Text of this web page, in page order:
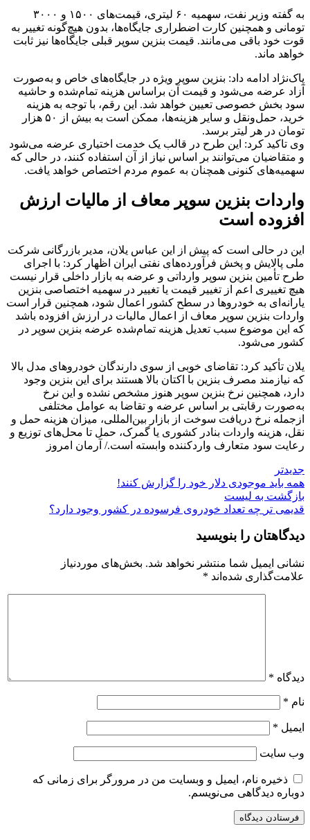
به گفته وزیر نفت، سهمیه ۶۰ لیتری، قیمت‌های ۱۵۰۰ و ۳۰۰۰
تومانی و همچنین کارت اضطراری جایگاه‌ها، بدون هیچ‌گونه تغییر به
قوت خود باقی می‌مانند. قیمت بنزین سوپر قبلی جایگاه‌ها نیز ثابت
خواهد ماند.
پاک‌نژاد ادامه داد: بنزین سوپر ویژه در جایگاه‌های خاص و به‌صورت
آزاد عرضه می‌شود و قیمت آن براساس هزینه تمام‌شده و حاشیه
سود بخش خصوصی تعیین خواهد شد. این رقم، با توجه به هزینه
خرید، حمل‌ونقل و سایر هزینه‌ها، ممکن است به بیش از ۵۰ هزار
تومان در هر لیتر برسد.
وی تاکید کرد: این طرح در قالب یک خدمت اختیاری عرضه می‌شود
و متقاضیان می‌توانند بر اساس نیاز از آن استفاده کنند، در حالی که
سهمیه‌های کنونی همچنان به عموم مردم اختصاص خواهد یافت.
واردات بنزین سوپر معاف از مالیات ارزش
افزوده است
این در حالی است که پیش از این عباس یلان، مدیر بازرگانی شرکت
ملی پالایش و پخش فرآورده‌های نفتی ایران اظهار کرد: با اجرای
طرح تأمین بنزین سوپر وارداتی و عرضه به بازار داخلی قرار نیست
هیچ تغییری اعم از تغییر قیمت یا تغییر در سهمیه اختصاصی بنزین
یارانه‌ای به خودرو‌ها در سطح کشور اعمال شود، همچنین قرار است
واردات بنزین سوپر معاف از اعمال مالیات در ارزش افزوده باشد
که این موضوع سبب تعدیل هزینه تمام‌شده عرضه بنزین سوپر در
کشور می‌شود.
یلان تأکید کرد: تقاضای خوبی از سوی دارندگان خودرو‌های مدل بالا
که نیازمند مصرف بنزین با اکتان بالا هستند برای این بنزین وجود
دارد، همچنین نرخ بنزین سوپر هنوز مشخص نشده و این نرخ
به‌صورت رقابتی بر اساس عرضه و تقاضا به عوامل مختلفی
ازجمله نرخ دریافت سوخت از بازار بین‌المللی، میزان هزینه حمل و
نقل، هزینه واردات بنادر کشوری یا گمرک، حمل تا محل‌های توزیع و
رعایت سود متعارف واردکننده وابسته است./ آرمان امروز
جدیدتر
همه باید موجودی دلار خود را گزارش کنند!
بازگشت به لیست
قدیمی تر چه تعداد خودروی فرسوده در کشور وجود دارد؟
دیدگاهتان را بنویسید
نشانی ایمیل شما منتشر نخواهد شد. بخش‌های موردنیاز
علامت‌گذاری شده‌اند *
دیدگاه *
نام *
ایمیل *
وب‌ سایت
ذخیره نام، ایمیل و وبسایت من در مرورگر برای زمانی که
دوباره دیدگاهی می‌نویسم.